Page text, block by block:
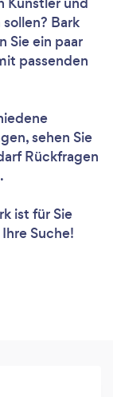
Bark
Sie ein paar
passenden
sehen Sie
Rückfragen
ist für Sie
Suche!